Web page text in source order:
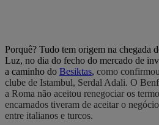
Porquê? Tudo tem origem na chegada
Luz, no dia do fecho do mercado de
a caminho do Besiktas, como
clube de Istambul, Serdal Adali. O
a Roma não aceitou renegociar os
encarnados tiveram de aceitar o
entre italianos e turcos.